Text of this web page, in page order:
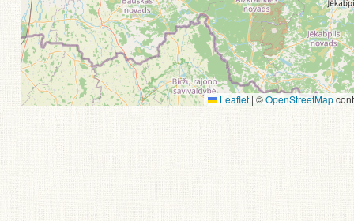
Leaflet | ©OpenStreetMap